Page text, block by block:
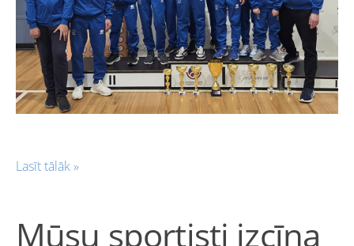
Lasīt tālāk »
Mūsu sportisti izcīna